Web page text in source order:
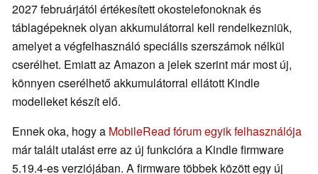
2027 februárjától értékesített okostelefonoknak és
táblagépeknek olyan akkumulátorral kell rendelkezniük,
amelyet a végfelhasználó speciális szerszámok nélkül
cserélhet. Emiatt az Amazon a jelek szerint már most új,
könnyen cserélhető akkumulátorral ellátott Kindle
modelleket készít elő.
Ennek oka, hogy a MobileRead fórum egyik felhasználója
már talált utalást erre az új funkcióra a Kindle firmware
5.19.4-es verziójában. A firmware többek között egy új